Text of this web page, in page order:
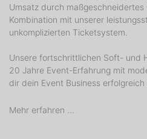
Umsatz durch maßgeschneidertes
Kombination mit unserer
unkomplizierten Ticketsystem.
Unsere fortschrittlichen Soft- und
20 Jahre Event-Erfahrung mit
dir dein Event Business erfolgreich
Mehr erfahren ...